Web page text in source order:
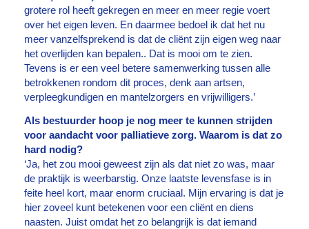
grotere rol heeft gekregen en meer en meer regie voert
over het eigen leven. En daarmee bedoel ik dat het nu
meer vanzelfsprekend is dat de cliënt zijn eigen weg naar
het overlijden kan bepalen.. Dat is mooi om te zien.
Tevens is er een veel betere samenwerking tussen alle
betrokkenen rondom dit proces, denk aan artsen,
verpleegkundigen en mantelzorgers en vrijwilligers.’
Als bestuurder hoop je nog meer te kunnen strijden
voor aandacht voor palliatieve zorg. Waarom is dat zo
hard nodig?
‘Ja, het zou mooi geweest zijn als dat niet zo was, maar
de praktijk is weerbarstig. Onze laatste levensfase is in
feite heel kort, maar enorm cruciaal. Mijn ervaring is dat je
hier zoveel kunt betekenen voor een cliënt en diens
naasten. Juist omdat het zo belangrijk is dat iemand